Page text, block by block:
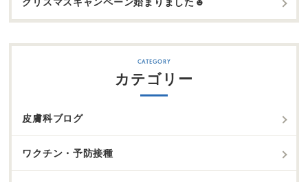
カテゴリー
皮膚科ブログ
ワクチン・予防接種